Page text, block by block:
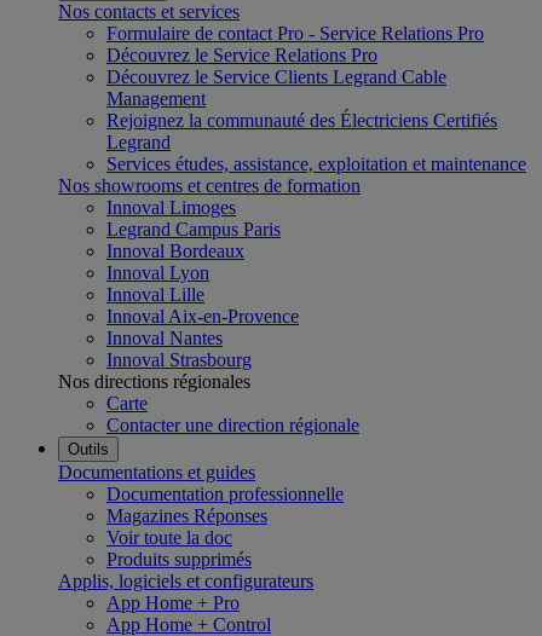
Nos contacts et services
Formulaire de contact Pro - Service Relations Pro
Découvrez le Service Relations Pro
Découvrez le Service Clients Legrand Cable
Management
Rejoignez la communauté des Électriciens Certifiés
Legrand
Services études, assistance, exploitation et maintenance
Nos showrooms et centres de formation
Innoval Limoges
Legrand Campus Paris
Innoval Bordeaux
Innoval Lyon
Innoval Lille
Innoval Aix-en-Provence
Innoval Nantes
Innoval Strasbourg
Nos directions régionales
Carte
Contacter une direction régionale
Outils
Documentations et guides
Documentation professionnelle
Magazines Réponses
Voir toute la doc
Produits supprimés
Applis, logiciels et configurateurs
App Home + Pro
App Home + Control